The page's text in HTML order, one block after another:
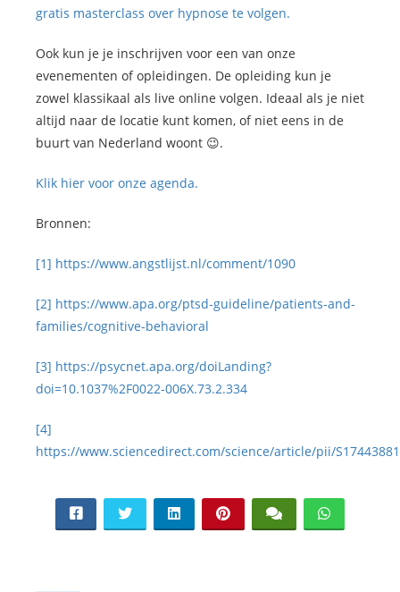
gratis masterclass over hypnose te volgen.
Ook kun je je inschrijven voor een van onze
evenementen of opleidingen. De opleiding kun je
zowel klassikaal als live online volgen. Ideaal als je niet
altijd naar de locatie kunt komen, of niet eens in de
buurt van Nederland woont 😉.
Klik hier voor onze agenda.
Bronnen:
[1] https://www.angstlijst.nl/comment/1090
[2] https://www.apa.org/ptsd-guideline/patients-and-
families/cognitive-behavioral
[3] https://psycnet.apa.org/doiLanding?
doi=10.1037%2F0022-006X.73.2.334
[4]
https://www.sciencedirect.com/science/article/pii/